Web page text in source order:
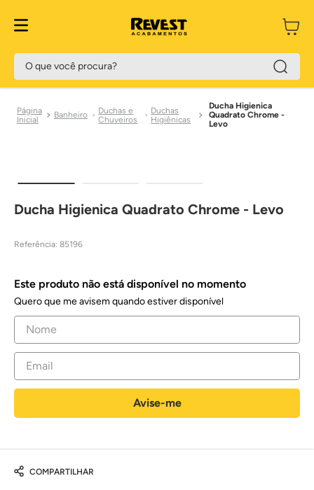
O que você procura?
Banheiro
Duchas e
Chuveiros
Duchas
Higiênicas
Ducha Higienica
Quadrato Chrome -
Levo
Ducha Higienica Quadrato Chrome - Levo
Referência: 85196
Este produto não está disponível no momento
Quero que me avisem quando estiver disponível
COMPARTILHAR